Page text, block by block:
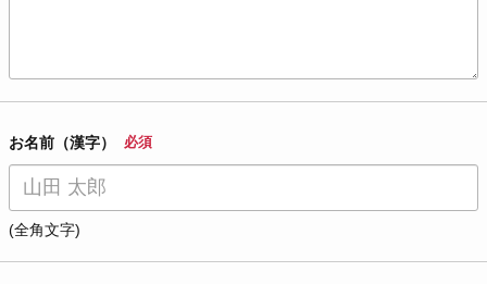
お名前（漢字） 必須
(全角文字)